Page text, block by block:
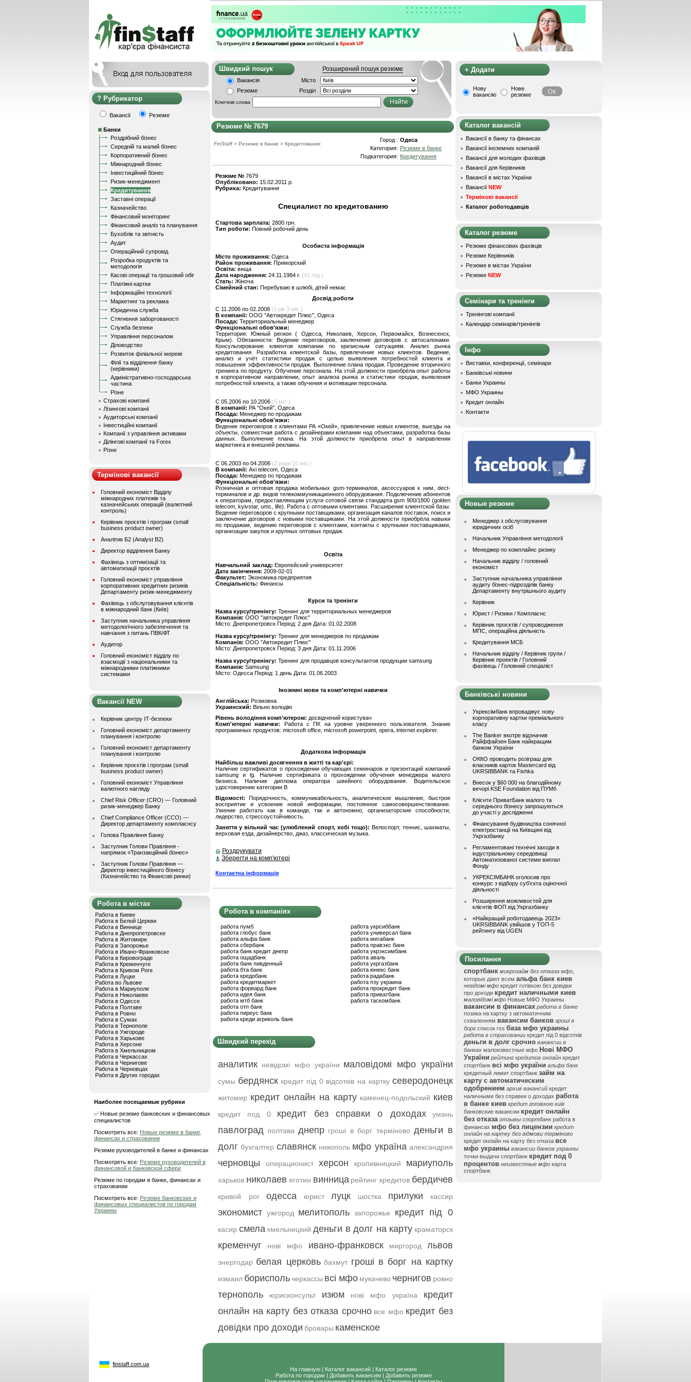
Рубрикатор
Вакансії Резюме
Банки
Роздрібний бізнес
Середній та малий бізнес
Корпоративний бізнес
Міжнародний бізнес
Інвестиційний бізнес
Ризик-менеджмент
Кредитування
Заставні операції
Казначейство
Фінансовий моніторинг
Фінансовий аналіз та планування
Бухоблік та звітність
Аудит
Операційний супровід
Розробка продуктів та
методологія
Касові операції та грошовий обіг
Платіжні картки
Інформаційні технології
Маркетинг та реклама
Юридична служба
Стягнення заборгованості
Служба безпеки
Управління персоналом
Діловодство
Розвиток філіальної мережі
Філії та відділення банку
(керівники)
Адміністративно-господарська
частина
Різне
Страхові компанії
Лізингові компанії
Аудиторські компанії
Інвестиційні компанії
Компанії з управління активами
Ділінгові компанії та Forex
Різне
Термінові вакансії
Головний економіст Відділу
міжнародних платежів та
казначейських операцій (валютний
контроль)
Керівник проєктів і програм (small
business product owner)
Аналітик Б2 (Analyst B2)
Директор відділення Банку
Фахівець з оптимізації та
автоматизації проєктів
Головний економіст управління
корпоративних кредитних ризиків
Департаменту ризик-менеджменту
Фахівець з обслуговування клієнтів
в міжнародний банк (Київ)
Заступник начальника управління
методологічного забезпечення та
навчання з питань ПВК/ФТ
Аудитор
Головний економіст відділу по
взаємодії з національними та
міжнародними платіжними
системами
Вакансії NEW
Керівник центру ІТ-безпеки
Головний економіст департаменту
планування і контролю
Головний економіст департаменту
планування і контролю
Керівник проєктів і програм (small
business product owner)
Головний економіст Управління
валютного нагляду
Chief Risk Officer (CRO) — Головний
ризик-менеджер Банку
Chief Compliance Officer (CCO) —
Директор департаменту комплаєнсу
Голова Правління Банку
Заступник Голови Правління -
напрямок «Транзакційний бізнес»
Заступник Голови Правління —
Директор інвестиційного бізнесу
(Казначейство та Фінансові ринки)
Робота в містах
Работа в Киеве
Работа в Белой Церкви
Работа в Виннице
Работа в Днепропетровске
Работа в Житомире
Работа в Запорожье
Работа в Ивано-Франковске
Работа в Кировограде
Работа в Кременчуге
Работа в Кривом Роге
Работа в Луцке
Работа во Львове
Работа в Мариуполе
Работа в Николаеве
Работа в Одессе
Работа в Полтаве
Работа в Ровно
Работа в Сумах
Работа в Тернополе
Работа в Ужгороде
Работа в Харькове
Работа в Херсоне
Работа в Хмельницком
Работа в Черкассах
Работа в Чернигове
Работа в Черновцах
Работа в Других городах
Наиболее посещаемые рубрики
✅ Новые резюме банковских и финансовых
специалистов
Посмотреть все: Новые резюме в банке,
финансах и страховании
Резюме руководителей в банке и финансах
Посмотреть все: Резюме руководителей в
финансовой и банковской сфере
Резюме по городам в банке, финансах и
страховании
Посмотреть все: Резюме банковских и
финансовых специалистов по городам
Украины
Швидкий пошук Розширений пошук резюме
Вакансія
Місто
Резюме
Розділ
Ключові слова
Резюме № 7679
FinStaff > Резюме в банке > Кредитование
Город : Одеса
Категория: Резюме в банке
Подкатегория: Кредитування
Резюме № 7679
Опубліковано: 15.02.2011 р.
Рубрика: Кредитування
Специалист по кредитованию
Стартова зарплата: 2800 грн.
Тип роботи: Повний робочий день
Особиста інформація
Місто проживання: Одеса
Район проживання: Приморский
Освіта: вища
Дата народження: 24.11.1984 г. (41 год )
Стать: Жіноча
Сімейний стан: Перебуваю в шлюбі, дітей немає
Досвід роботи
C 11.2006 по 02.2008 (1 рік 3 міс.)
В компанії: ООО "Автокредит Плюс", Одеса
Посада: Территориальный менеджер
Функціональні обов'язки:
Территория: Южный регион ( Одесса, Николаев, Херсон, Первомайск, Вознесенск,
Крым). Обязанности: Ведение переговоров, заключение договоров с автосалонами.
Консультирование клиентов компании по кризисным ситуациям. Анализ рынка
кредитования. Разработка клиентской базы, привлечение новых клиентов. Ведение,
анализ и учёт статистики продаж с целью выявления потребностей клиента и
повышения эффективности продаж. Выполнение плана продаж. Проведение вторичного
тренинга по продукту. Обучение персонала. На этой должности приобрёла опыт работы
в корпоративном направлении, опыт анализа рынка и статистики продаж, выявления
потребностей клиента, а также обучения и мотивации персонала.
C 05.2006 по 10.2006 (5 міс.)
В компанії: РА "Окей", Одеса
Посада: Менеджер по продажам
Функціональні обов'язки:
Ведение переговоров с клиентами РА «Окей», привлечение новых клиентов, выезды на
объекты, совместная работа с дизайнерами компании над объектами, разработка базы
данных. Выполнение плана. На этой должности приобрела опыт в направлении
маркетинга и внешней рекламы.
C 06.2003 по 04.2006 (2 роки 10 міс.)
В компанії: Axi telecom, Одеса
Посада: Менеджер по продажам
Функціональні обов'язки:
Розничная и оптовая продажа мобильных gsm-терминалов, аксессуаров к ним, dect-
терминалов и др. видов телекоммуникационного оборудования. Подключение абонентов
к операторам, предоставляющим услуги сотовой связи стандарта gsm 900/1800 (golden
telecom, kyivstar, umc, life). Работа с оптовыми клиентами. Расширение клиентской базы.
Ведение переговоров с крупными поставщиками, организация каналов поставок, поиск и
заключение договоров с новыми поставщиками. На этой должности приобрёла навыки
по продажам, ведению переговоров с клиентами, контакты с крупными поставщиками,
организации закупок и крупных оптовых продаж.
Освіта
Навчальний заклад: Европейский университет
Дата закінчення: 2009-02-01
Факультет: Экономика предприятия
Спеціальність: Финансы
Курси та тренінги
Назва курсу/тренінгу: Тренинг для территориальных менеджеров
Компанія: ООО "автокредит Плюс"
Місто: Днепропетровск Період: 2 дня Дата: 01.02.2008
Назва курсу/тренінгу: Тренинг для менеджеров по продажам
Компанія: ООО "Автокредит Плюс"
Місто: Днепропетровск Період: 3 дня Дата: 01.11.2006
Назва курсу/тренінгу: Тренинг для продавцов консультантов продукции samsung
Компанія: Samsung
Місто: Одесса Період: 1 день Дата: 01.06.2003
Іноземні мови та комп'ютерні навички
Англійська: Розмовна
Украинский: Вільно володію
Рівень володіння комп'ютером: досвідчений користувач
Комп'ютерні навички:
Работа с ПК на уровне уверенного пользователя. Знание
программных продуктов: microsoft office, microsoft powerpoint, opera, internet explorer.
Додаткова інформація
Найбільш важливі досягнення в житті та кар'єрі:
Наличие сертификатов о прохождении обучающих семинаров и презентаций компаний
samsung и lg. Наличие сертификата о прохождении обучения менеджера малого
бизнеса. Наличие диплома оператора швейного оборудования. Водительское
удостоверение категории В
Відомості: Порядочность, коммуникабельность, аналитическое мышление, быстрое
восприятие и усвоение новой информации, постоянное самосовершенствование.
Умение работать как в команде, так и автономно, организаторские способности,
лидерство, стрессоустойчивость.
Заняття у вільний час (улюблений спорт, хобі тощо): Велоспорт, теннис, шахматы,
верховая езда, дизайнерство, джаз, классическая музыка.
Роздрукувати
Зберегти на комп'ютері
Контактна інформація
Робота в компаніях
работа пумб
работа глобус банк
работа альфа банк
работа сбербанк
работа банк кредит днепр
работа ощадбанк
работа банк пивденный
работа бта банк
работа кредобанк
работа кредитмаркет
работа форвард банк
работа идея банк
работа мтб банк
работа отп банк
работа пиреус банк
работа креди агриколь банк
работа укрсиббанк
работа универсал банк
работа мегабанк
работа правэкс банк
работа укрэксимбанк
работа аваль
работа укргазбанк
работа юнекс банк
работа радабанк
работа пзу украина
работа прокредит банк
работа приватбанк
работа таскомбанк
Швидкий перехід
аналитик невідомі мфо україни маловідомі мфо україни
сумы бердянск кредит під 0 відсотків на картку северодонецк
житомир кредит онлайн на карту каменец-подольский киев
кредит под 0 кредит без справки о доходах умань
павлоград полтава днепр гроші в борг терміново деньги в
долг бухгалтер славянск никополь мфо україна александрия
черновцы операционист херсон кропивницкий мариуполь
харьков николаев яготин винница рейтинг кредитов бердичев
кривой рог одесса юрист луцк шостка прилуки кассир
экономист ужгород мелитополь запорожье кредит під 0
касир смела хмельницкий деньги в долг на карту краматорск
кременчуг нові мфо ивано-франковск миргород львов
энергодар белая церковь бахмут гроші в борг на картку
измаил борисполь черкассы всі мфо мукачево чернигов ровно
тернополь юрисконсульт изюм нові мфо україна
кредит
онлайн на карту без отказа срочно все мфо кредит без
довідки про доходи бровары каменское
+ Додати
Нову
вакансію
Нове
резюме
Каталог вакансій
Вакансії в банку та фінансах
Вакансії іноземних компаній
Вакансії для молодих фахівців
Вакансії для Керівників
Вакансії в містах України
Вакансії NEW
Термінові вакансії
Каталог роботодавців
Каталог резюме
Резюме фінансових фахівців
Резюме Керівників
Резюме в містах України
Резюме NEW
Семінари та тренінги
Тренінгові компанії
Календар семінарів/тренінгів
Інфо
Виставки, конференції, семінари
Банківські новини
Банки Украины
МФО Украины
Кредит онлайн
Контакти
Новые резюме
Менеджер з обслуговування
юридичних осіб
Начальник Управління методології
Менеджер по комплайнс ризику
Начальник відділу / головний
економіст
Заступник начальника управління
аудиту бізнес-підрозділів банку
Департаменту внутрішнього аудиту
Керівник
Юрист / Ризики / Комплаєнс
Керівник проєктів / супроводження
МПС, операційна діяльність
Кредитування МСБ
Начальник вiддiлу / Керівник групи /
Керівник проектів / Головний
фахівець / Головний спеціаліст
Банківські новини
Укрексімбанк впроваджує нову
корпоративну картки преміального
класу
The Banker вкотре відзначив
Райффайзен Банк найкращим
банком України
ОККО проводить розіграш для
власників карток Mastercard від
UKRSIBBANK та Fishka
Внесок у $60 000 на благодійному
вечорі KSE Foundation від ПУМб
Клієнти ПриватБанк малого та
середнього бізнесу запрошуються
до участі у дослідженні
Фінансування будівництва сонячної
електростанції на Київщині від
Укргазбанку
Регламентовані технічні заходи в
індустріальному середовищі
Автоматизованої системи виплат
Фонду
УКРЕКСІМБАНК оголосив про
конкурс з відбору суб’єкта оціночної
діяльності
Розширення можливостей для
клієнтів ФОП від Укргазбанку
«Найкращий роботодавець 2023»
UKRSIBBANK увійшов у ТОП-5
рейтингу від UGEN
Посилання
спортбанк микрозайм без отказа мфо,
которые дают всем альфа банк киев
невідомі мфо кредит готівкою без довідки
про доходи кредит наличными киев
маловідомі мфо Новые МФО Украины
вакансии в финансах работа в банке
позика на картку з автоматичним
схваленням вакансии банков гроші в
борг список rss база мфо украины
работа в страховании кредит під 0 відсотків
деньги в долг срочно вакансии в
банках малоизвестные мфо Нові МФО
України рейтинг кредитов онлайн кредит
спортбанк всі мфо україни альфа банк
кредитный лимит спортбанк займ на
карту с автоматическим
одобрением архив вакансий кредит
наличными без справки о доходах работа
в банке киев кредит готівкою київ
банковские вакансии кредит онлайн
без отказа отзывы спортбанк работа в
финансах мфо без лицензии кредит
онлайн на картку без відмови терміново
кредит онлайн на карту без отказа все
мфо украины вакансии банков украины
точки выдачи спортбанк кредит под 0
процентов неизвестные мфо карта
спортбанк
finstaff.com.ua
На главную | Каталог вакансий | Каталог резюме
Работа по городам | Добавить вакансию| Добавить резюме